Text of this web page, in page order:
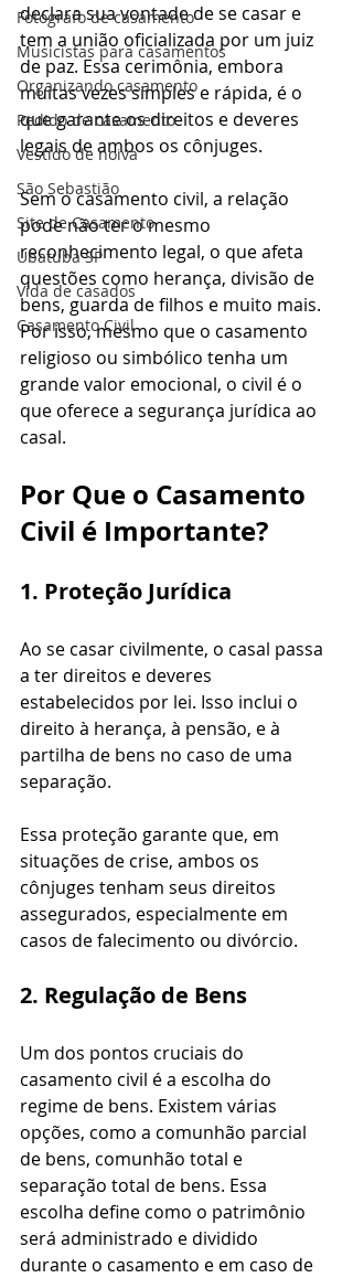
Fotógrafo de casamento
Musicistas para casamentos
Organizando casamento
Pedido de casamento
Vestido de noiva
São Sebastião
Site de Casamento
Ubatuba SP
Vida de casados
Casamento Civil
declara sua vontade de se casar e
tem a união oficializada por um juiz
de paz. Essa cerimônia, embora
muitas vezes simples e rápida, é o
que garante os direitos e deveres
legais de ambos os cônjuges.
Sem o casamento civil, a relação
pode não ter o mesmo
reconhecimento legal, o que afeta
questões como herança, divisão de
bens, guarda de filhos e muito mais.
Por isso, mesmo que o casamento
religioso ou simbólico tenha um
grande valor emocional, o civil é o
que oferece a segurança jurídica ao
casal.
Por Que o Casamento
Civil é Importante?
1. Proteção Jurídica
Ao se casar civilmente, o casal passa
a ter direitos e deveres
estabelecidos por lei. Isso inclui o
direito à herança, à pensão, e à
partilha de bens no caso de uma
separação.
Essa proteção garante que, em
situações de crise, ambos os
cônjuges tenham seus direitos
assegurados, especialmente em
casos de falecimento ou divórcio.
2. Regulação de Bens
Um dos pontos cruciais do
casamento civil é a escolha do
regime de bens. Existem várias
opções, como a comunhão parcial
de bens, comunhão total e
separação total de bens. Essa
escolha define como o patrimônio
será administrado e dividido
durante o casamento e em caso de